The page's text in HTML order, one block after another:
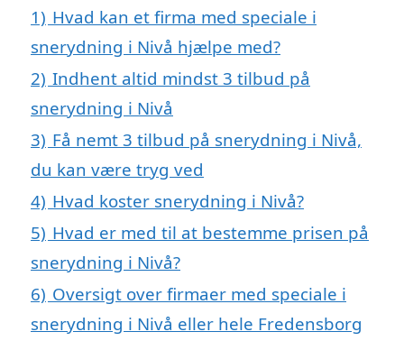
1) Hvad kan et firma med speciale i
snerydning i Nivå hjælpe med?
2) Indhent altid mindst 3 tilbud på
snerydning i Nivå
3) Få nemt 3 tilbud på snerydning i Nivå,
du kan være tryg ved
4) Hvad koster snerydning i Nivå?
5) Hvad er med til at bestemme prisen på
snerydning i Nivå?
6) Oversigt over firmaer med speciale i
snerydning i Nivå eller hele Fredensborg